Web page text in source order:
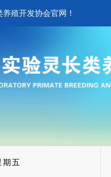
殖开发协会官网！
五